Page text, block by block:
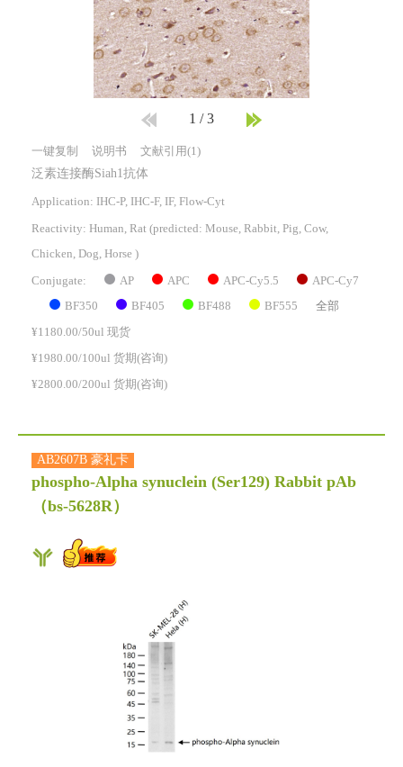
1 /3
一键复制 说明书 文献引用(1)
泛素连接酶Siah1抗体
Application: IHC-P, IHC-F, IF, Flow-Cyt
Reactivity: Human, Rat (predicted: Mouse, Rabbit, Pig, Cow,
Chicken, Dog, Horse )
Conjugate: AP APC APC-Cy5.5 APC-Cy7
BF350 BF405 BF488 BF555 全部
¥1180.00/50ul 现货
¥1980.00/100ul 货期(咨询)
¥2800.00/200ul 货期(咨询)
AB2607B 豪礼卡
phospho-Alpha synuclein (Ser129) Rabbit pAb
（bs-5628R）